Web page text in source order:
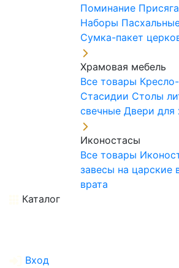
Поминание
Наборы
Сумка-пакет
Храмовая мебель
Все товары
Стасидии Столы
свечные Двери для
Иконостасы
Все товары
завесы на царские
врата
Каталог
Вход